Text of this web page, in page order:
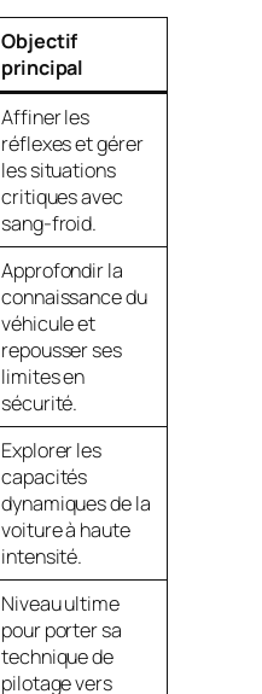
Objectif
principal
Affiner les
réflexes et gérer
les situations
critiques avec
sang-froid.
Approfondir la
connaissance du
véhicule et
repousser ses
limites en
sécurité.
Explorer les
capacités
dynamiques de la
voiture à haute
intensité.
Niveau ultime
pour porter sa
technique de
pilotage vers